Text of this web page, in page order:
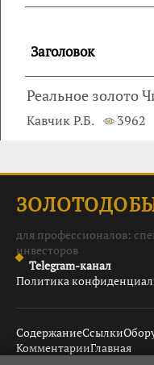
Заголовок
Реальное золото
Кавчик Р.Б. 3962
для профессионалов:
инвесторов
Telegram-канал
Политика
СодержаниеСсылки
КомментарииГлавная